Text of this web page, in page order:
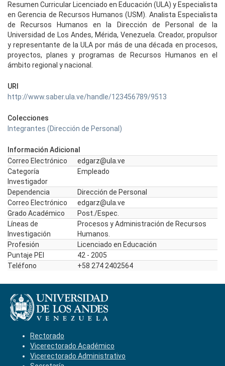
Resumen Curricular Licenciado en Educación (ULA) y Especialista
en Gerencia de Recursos Humanos (USM). Analista Especialista
de Recursos Humanos en la Dirección de Personal de la
Universidad de Los Andes, Mérida, Venezuela. Creador, propulsor
y representante de la ULA por más de una década en procesos,
proyectos, planes y programas de Recursos Humanos en el
ámbito regional y nacional.
URI
http://www.saber.ula.ve/handle/123456789/9513
Colecciones
Integrantes (Dirección de Personal)
Información Adicional
Correo Electrónico
edgarz@ula.ve
Categoría
Investigador
Empleado
Dependencia
Dirección de Personal
Correo Electrónico
edgarz@ula.ve
Grado Académico
Post./Espec.
Líneas de
Investigación
Procesos y Administración de Recursos
Humanos.
Profesión
Licenciado en Educación
Puntaje PEI
42 - 2005
Teléfono
+58 274 2402564
Rectorado
Vicerectorado Académico
Vicerectorado Administrativo